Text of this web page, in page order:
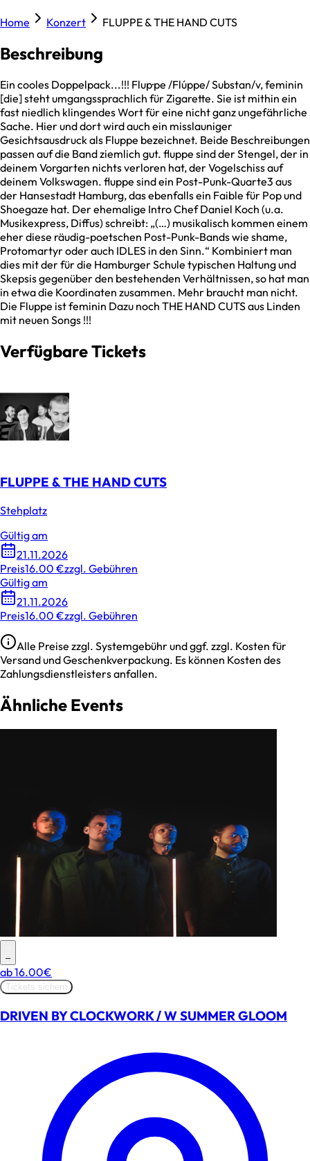
Home Konzert FLUPPE & THE HAND CUTS
Beschreibung
Ein cooles Doppelpack...!!! Flup·pe /Flúppe/ Substan/v, feminin
[die] steht umgangssprachlich für Zigarette. Sie ist mithin ein
fast niedlich klingendes Wort für eine nicht ganz ungefährliche
Sache. Hier und dort wird auch ein misslauniger
Gesichtsausdruck als Fluppe bezeichnet. Beide Beschreibungen
passen auf die Band ziemlich gut. fluppe sind der Stengel, der in
deinem Vorgarten nichts verloren hat, der Vogelschiss auf
deinem Volkswagen. fluppe sind ein Post-Punk-Quarte3 aus
der Hansestadt Hamburg, das ebenfalls ein Faible für Pop und
Shoegaze hat. Der ehemalige Intro Chef Daniel Koch (u.a.
Musikexpress, Diffus) schreibt: „(…) musikalisch kommen einem
eher diese räudig-poetschen Post-Punk-Bands wie shame,
Protomartyr oder auch IDLES in den Sinn.“ Kombiniert man
dies mit der für die Hamburger Schule typischen Haltung und
Skepsis gegenüber den bestehenden Verhältnissen, so hat man
in etwa die Koordinaten zusammen. Mehr braucht man nicht.
Die Fluppe ist feminin Dazu noch THE HAND CUTS aus Linden
mit neuen Songs !!!
Verfügbare Tickets
FLUPPE & THE HAND CUTS
Stehplatz
Gültig am
21.11.2026
Preis16.00 €zzgl. Gebühren
Gültig am
21.11.2026
Preis16.00 €zzgl. Gebühren
Alle Preise zzgl. Systemgebühr und ggf. zzgl. Kosten für
Versand und Geschenkverpackung. Es können Kosten des
Zahlungsdienstleisters anfallen.
Ähnliche Events
–
ab16.00€
Tickets sichern
DRIVEN BY CLOCKWORK / W SUMMER GLOOM